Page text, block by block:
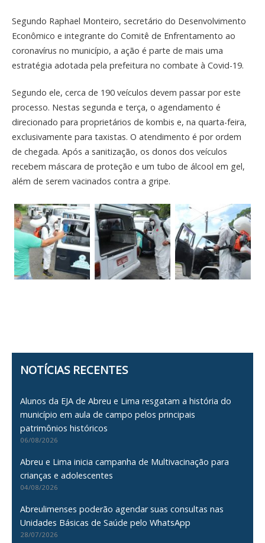
Segundo Raphael Monteiro, secretário do Desenvolvimento
Econômico e integrante do Comitê de Enfrentamento ao
coronavírus no município, a ação é parte de mais uma
estratégia adotada pela prefeitura no combate à Covid-19.
Segundo ele, cerca de 190 veículos devem passar por este
processo. Nestas segunda e terça, o agendamento é
direcionado para proprietários de kombis e, na quarta-feira,
exclusivamente para taxistas. O atendimento é por ordem
de chegada. Após a sanitização, os donos dos veículos
recebem máscara de proteção e um tubo de álcool em gel,
além de serem vacinados contra a gripe.
NOTÍCIAS RECENTES
Alunos da EJA de Abreu e Lima resgatam a história do
município em aula de campo pelos principais
patrimônios históricos
06/08/2026
Abreu e Lima inicia campanha de Multivacinação para
crianças e adolescentes
04/08/2026
Abreulimenses poderão agendar suas consultas nas
Unidades Básicas de Saúde pelo WhatsApp
28/07/2026